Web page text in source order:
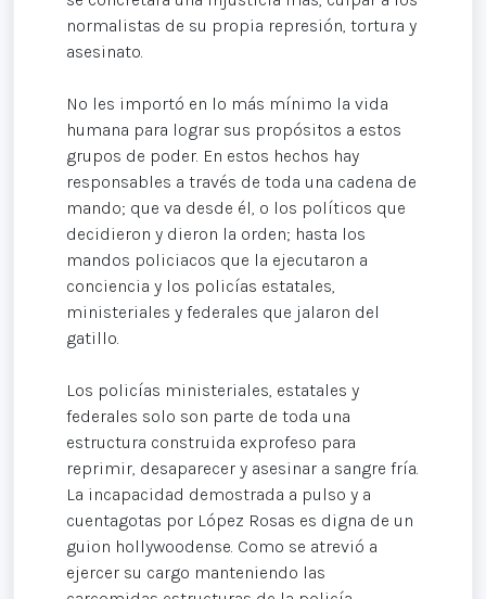
normalistas de su propia represión, tortura y
asesinato.
No les importó en lo más mínimo la vida
humana para lograr sus propósitos a estos
grupos de poder. En estos hechos hay
responsables a través de toda una cadena de
mando; que va desde él, o los políticos que
decidieron y dieron la orden; hasta los
mandos policiacos que la ejecutaron a
conciencia y los policías estatales,
ministeriales y federales que jalaron del
gatillo.
Los policías ministeriales, estatales y
federales solo son parte de toda una
estructura construida exprofeso para
reprimir, desaparecer y asesinar a sangre fría.
La incapacidad demostrada a pulso y a
cuentagotas por López Rosas es digna de un
guion hollywoodense. Como se atrevió a
ejercer su cargo manteniendo las